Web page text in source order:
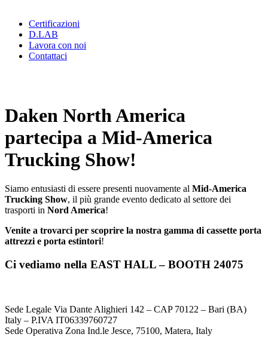
Certificazioni
D.LAB
Lavora con noi
Contattaci
Daken North America
partecipa a Mid-America
Trucking Show!
Siamo entusiasti di essere presenti nuovamente al Mid-America
Trucking Show, il più grande evento dedicato al settore dei
trasporti in Nord America!
Venite a trovarci per scoprire la nostra gamma di cassette porta
attrezzi e porta estintori!
Ci vediamo nella EAST HALL – BOOTH 24075
Sede Legale Via Dante Alighieri 142 – CAP 70122 – Bari (BA)
Italy – P.IVA IT06339760727
Sede Operativa Zona Ind.le Jesce, 75100, Matera, Italy